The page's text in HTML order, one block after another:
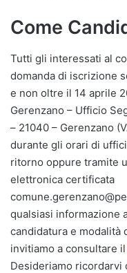
Come
Tutti gli interessati al
domanda di iscrizione
e non oltre il 14 aprile
Gerenzano – Ufficio
– 21040 – Gerenzano
durante gli orari di
ritorno oppure tramite
elettronica certificata
qualsiasi informazione
candidatura e modalità
invitiamo a consultare il
Desideriamo ricordarvi